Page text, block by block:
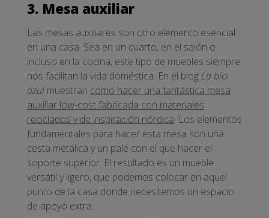
3. Mesa auxiliar
Las mesas auxiliares son otro elemento esencial
en una casa. Sea en un cuarto, en el salón o
incluso en la cocina, este tipo de muebles siempre
nos facilitan la vida doméstica. En el blog La bici
azul muestran cómo hacer una fantástica mesa
auxiliar low-cost fabricada con materiales
reciclados y de inspiración nórdica. Los elementos
fundamentales para hacer esta mesa son una
cesta metálica y un palé con el que hacer el
soporte superior. El resultado es un mueble
versátil y ligero, que podemos colocar en aquel
punto de la casa donde necesitemos un espacio
de apoyo extra.